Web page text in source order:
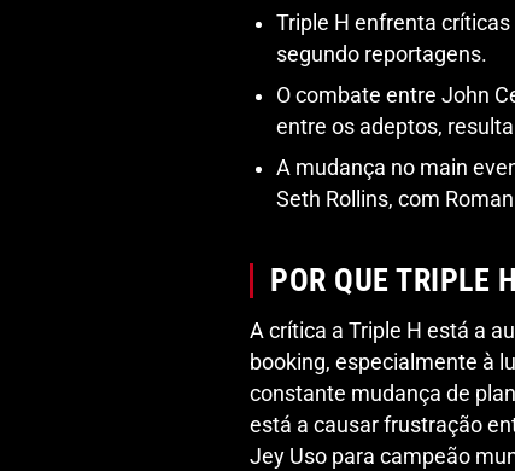
Triple H enfrenta
segundo reportagens.
O combate entre John
entre os adeptos,
A mudança no main
Seth Rollins, com
POR QUE TRIPLE
A crítica a Triple H está a
booking, especialmente à
constante mudança de
está a causar frustração
Jey Uso para campeão